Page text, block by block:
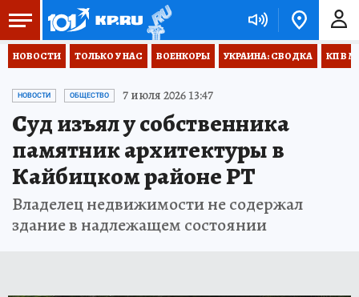
НОВОСТИ ТОЛЬКО У НАС ВОЕНКОРЫ УКРАИНА: СВОДКА КП В
НОВОСТИ ОБЩЕСТВО 7 июля 2026 13:47
Суд изъял у собственника
памятник архитектуры в
Кайбицком районе РТ
Владелец недвижимости не содержал
здание в надлежащем состоянии